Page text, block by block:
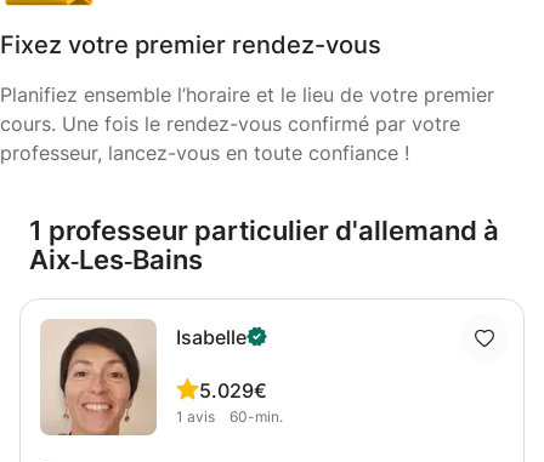
Fixez votre premier rendez-vous
Planifiez ensemble l’horaire et le lieu de votre premier
cours. Une fois le rendez-vous confirmé par votre
professeur, lancez-vous en toute confiance !
1 professeur particulier d'allemand à
Aix‑Les‑Bains
Isabelle
5.0
1 avis
29€
60-min.